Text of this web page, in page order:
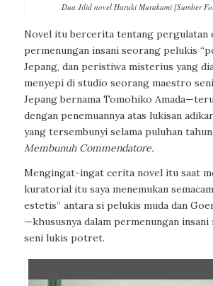
Dua Jilid novel Haruki Murakami [Sumber
Novel itu bercerita tentang pergulatan
permenungan insani seorang pelukis
Jepang, dan peristiwa misterius yang
menyepi di studio seorang maestro
Jepang bernama Tomohiko
dengan penemuannya atas lukisan
yang tersembunyi selama puluhan
Membunuh Commendatore.
Mengingat-ingat cerita novel itu saat
kuratorial itu saya menemukan
estetis” antara si pelukis muda dan
—khususnya dalam permenungan
seni lukis potret.